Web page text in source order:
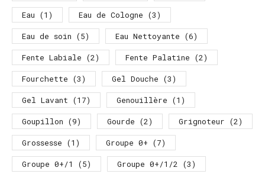
Eau (1) Eau de Cologne (3)
Eau de soin (5) Eau Nettoyante (6)
Fente Labiale (2) Fente Palatine (2)
Fourchette (3) Gel Douche (3)
Gel Lavant (17) Genouillère (1)
Goupillon (9) Gourde (2) Grignoteur (2)
Grossesse (1) Groupe 0+ (7)
Groupe 0+/1
(5) Groupe 0+/1/2 (3)